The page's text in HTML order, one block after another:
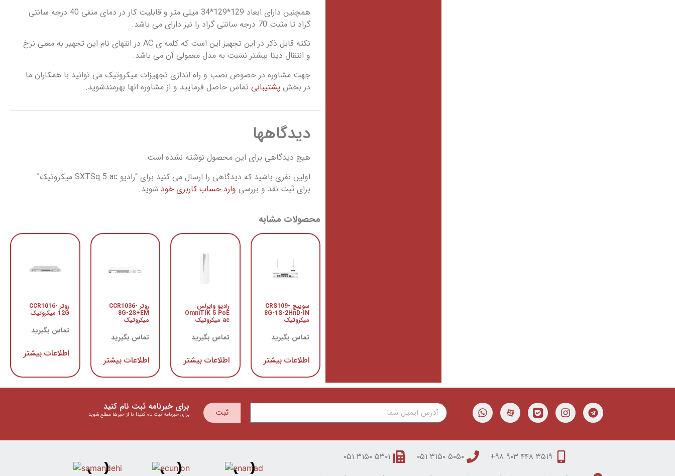
همچنین دارای ابعاد 129*129*34 میلی متر و قابلیت کار در دمای منفی 40 درجه سانتی
گراد تا مثبت 70 درجه سانتی گراد را نیز دارای می باشد.
نکته قابل ذکر در این تجهیز این است که کلمه ی AC در انتهای نام این تجهیز به معنی نرخ
و انتقال دیتا بیشتر نسبت به مدل معمولی آن می باشد.
جهت مشاوره در خصوص نصب و راه اندازی تجهیزات میکروتیک می توانید با همکاران ما
در بخش پشتیبانیتماس حاصل فرمایید و از مشاوره انها بهرمندشوید.
دیدگاهها
هیچ دیدگاهی برای این محصول نوشته نشده است.
اولین نفری باشید که دیدگاهی را ارسال می کنید برای “رادیو SXTSq 5 ac میکروتیک”
برای ثبت نقد و بررسی وارد حساب کاربری خودشوید.
محصولات مشابه
سوییچ CRS109-
8G-1S-2HnD-IN
میکروتیک
تماس بگیرید
اطلاعات بیشتر
رادیو وایرلس
OmniTIK 5 PoE
ac میکروتیک
تماس بگیرید
اطلاعات بیشتر
روتر CCR1036-
8G-2S+EM
میکروتیک
تماس بگیرید
اطلاعات بیشتر
روتر CCR1016-
12G میکروتیک
تماس بگیرید
اطلاعات بیشتر
ثبت برای خبرنامه ثبت نام کنید
برای خبرنامه ثبت نام کنید! تا از خبرها مطلع شوید.
۳۵۱۹ ۴۴۸ ۹۰۳ ۹۸+ ۵۰۵۰ ۳۱۵۰ ۰۵۱
۵۳۰۱ ۳۱۵۰ ۰۵۱